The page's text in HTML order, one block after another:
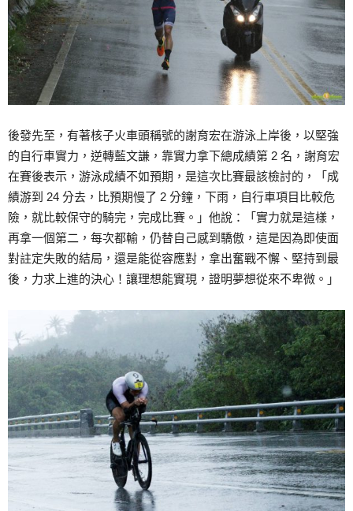
後發先至，有著核子火車頭稱號的謝育宏在游泳上岸後，以堅強
的自行車實力，逆轉藍文謙，靠實力拿下總成績第 2 名，謝育宏
在賽後表示，游泳成績不如預期，是這次比賽最該檢討的，「成
績游到 24 分去，比預期慢了 2 分鐘，下雨，自行車項目比較危
險，就比較保守的騎完，完成比賽。」他說：「實力就是這樣，
再拿一個第二，每次都輸，仍替自己感到驕傲，這是因為即使面
對註定失敗的結局，還是能從容應對，拿出奮戰不懈、堅持到最
後，力求上進的決心！讓理想能實現，證明夢想從來不卑微。」